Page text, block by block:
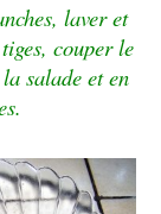
laver et
couper le
salade et en